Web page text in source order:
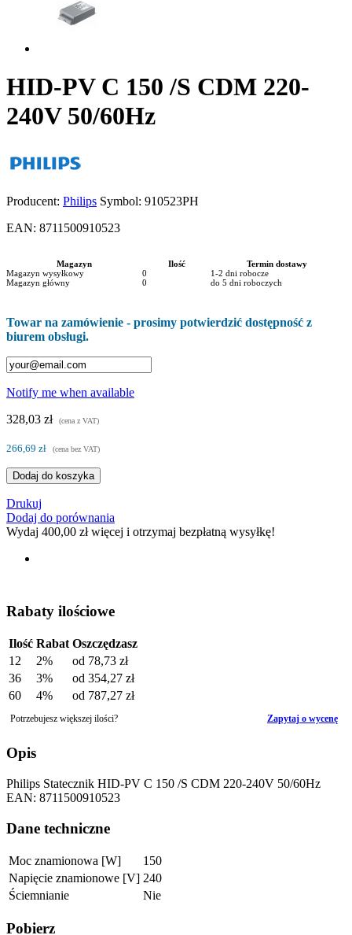
HID-PV C 150 /S CDM 220-
240V 50/60Hz
Producent: Philips Symbol: 910523PH
EAN: 8711500910523
Magazyn Ilość
Termin dostawy
Magazyn wysyłkowy
0
1-2 dni robocze
Magazyn główny
0 do 5 dni roboczych
Towar na zamówienie - prosimy potwierdzić dostępność z
biurem obsługi.
Notify me when available
328,03 zł
(cena z VAT)
266,69 zł (cena bez VAT)
Dodaj do koszyka
Drukuj
Dodaj do porównania
Wydaj 400,00 złwięcej i otrzymaj bezpłatną wysyłkę!
Rabaty ilościowe
Ilość Rabat Oszczędzasz
12
2% od 78,73 zł
36
3% od 354,27 zł
60
4% od 787,27 zł
Potrzebujesz większej ilości? Zapytaj o wycenę
Opis
Philips Statecznik HID-PV C 150 /S CDM 220-240V 50/60Hz
EAN: 8711500910523
Dane techniczne
Moc znamionowa [W]
150
Napięcie znamionowe [V] 240
Ściemnianie
Nie
Pobierz